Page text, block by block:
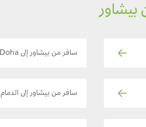
بيشاور
سافر من بيشاور إلى Doha
سافر من بيشاور إلى الدمام